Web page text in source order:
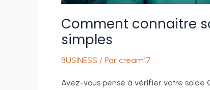
Comment connaitre
simples
BUSINESS / Par cream17
Avez-vous pensé à vérifier votre solde